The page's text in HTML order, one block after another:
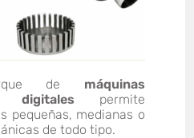
de máquinas
digitales permite
pequeñas, medianas o
de todo tipo.